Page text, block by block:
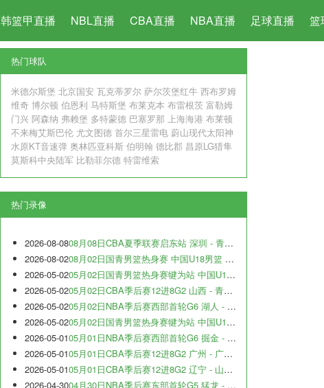
韩篮甲直播 NBL直播 CBA直播 NBA直播 足球直播 篮
热门球队
米德尔斯堡 北京国安 瓦克蒂罗尔 萨尔茨堡红牛 西布罗姆
维奇 博尔顿 伯恩利 马特斯堡 布莱克本 布雷根茨 富勒姆
门兴 阿森纳 弗赖堡 多特蒙德 巴塞罗那 上海海港 布莱顿
不来梅艾斯巴伦 尤文图德 首尔三星雷电 蔚山现代太阳神
水原KT音速弹 奥林匹亚科斯 伯明翰 德比郡 昌原LG猎隼
莫斯科中央陆军 比勒菲尔德 特雷维索
热门录像
2026-08-0808月08日CBA夏季联赛启东站 深圳 - 青岛 全场录像
2026-08-0208月02日国青男篮热身赛 中国U18男篮 - 纽纳华丁闪电队 全场录像
2026-05-0205月02日国青男篮热身赛犍为站 中国U17男篮 - 犹他预科篮球队 全场录像
2026-05-0205月02日CBA季后赛12进8G2 山西 - 青岛 全场录像
2026-05-0205月02日NBA季后赛西部首轮G6 湖人 - 火箭 全场录像
2026-05-0205月02日国青男篮热身赛犍为站 中国U17男篮 - 阿尔法学院 全场录像
2026-05-0105月01日NBA季后赛西部首轮G6 掘金 - 森林狼 全场录像
2026-05-0105月01日CBA季后赛12进8G2 广州 - 广东 全场录像
2026-05-0105月01日CBA季后赛12进8G2 辽宁 - 山东 全场录像
2026-04-3004月30日NBA季后赛东部首轮G5 猛龙 - 骑士 全场录像